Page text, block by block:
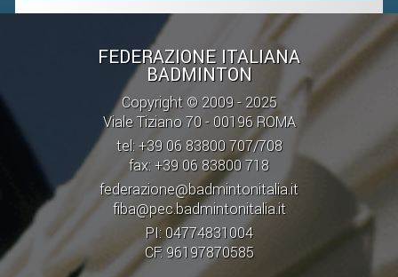
FEDERAZIONE ITALIANA
BADMINTON
Copyright © 2009 - 2025
Viale Tiziano 70 - 00196 ROMA
tel: +39 06 83800 707/708
fax: +39 06 83800 718
federazione@badmintonitalia.it
fiba@pec.badmintonitalia.it
PI: 04774831004
CF: 96197870585